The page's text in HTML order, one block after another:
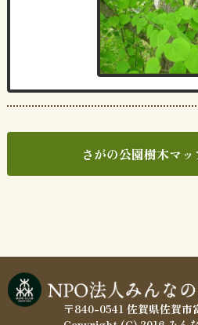
さがの公園樹木マ
〒840-0541 佐賀県佐賀市